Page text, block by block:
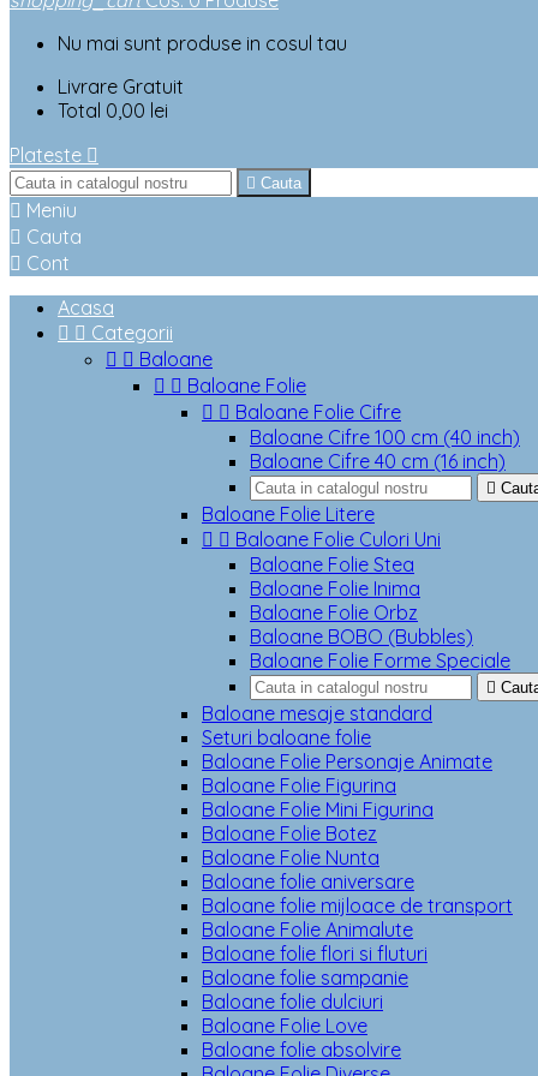
Nu mai sunt produse in cosul tau
Livrare Gratuit
Total 0,00 lei
Plateste 
 Cauta
 Meniu
 Cauta
 Cont
Acasa
  Categorii
  Baloane
  Baloane Folie
  Baloane Folie Cifre
Baloane Cifre 100 cm (40 inch)
Baloane Cifre 40 cm (16 inch)

Baloane Folie Litere
  Baloane Folie Culori Uni
Baloane Folie Stea
Baloane Folie Inima
Baloane Folie Orbz
Baloane BOBO (Bubbles)
Baloane Folie Forme Speciale

Baloane mesaje standard
Seturi baloane folie
Baloane Folie Personaje Animate
Baloane Folie Figurina
Baloane Folie Mini Figurina
Baloane Folie Botez
Baloane Folie Nunta
Baloane folie aniversare
Baloane folie mijloace de transport
Baloane Folie Animalute
Baloane folie flori si fluturi
Baloane folie sampanie
Baloane folie dulciuri
Baloane Folie Love
Baloane folie absolvire